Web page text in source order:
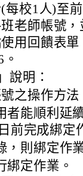
每校1人)至
老師帳號
用回饋表
說明：
之操作方法
者能順利延
前完成綁定
，則綁定作
綁定作業。